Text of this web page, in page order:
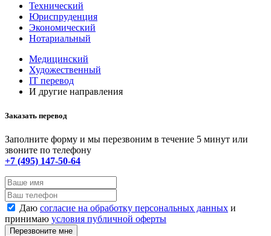
Технический
Юриспруденция
Экономический
Нотариальный
Медицинский
Художественный
IT перевод
И другие направления
Заказать перевод
Заполните форму и мы перезвоним в течение 5 минут или
звоните по телефону
+7 (495) 147-50-64
Даю согласие на обработку персональных данных и
принимаю условия публичной оферты
Перезвоните мне